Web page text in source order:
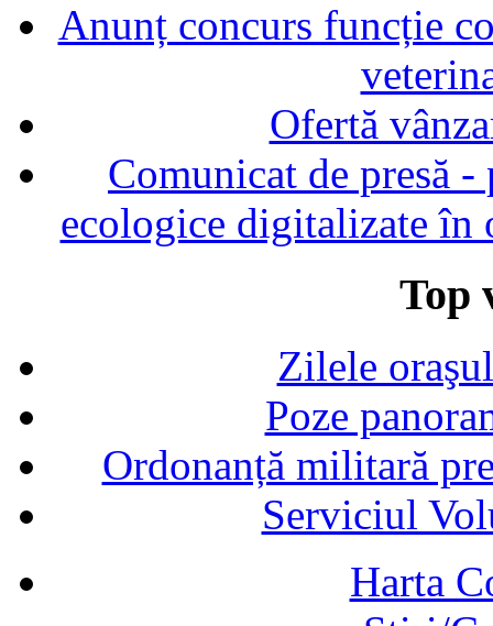
Anunț concurs funcție
Ofertă
Comunicat de presă
ecologice digitalizate în
Top
Zilele
Poze
Ordonanță militară
Serviciul
Harta